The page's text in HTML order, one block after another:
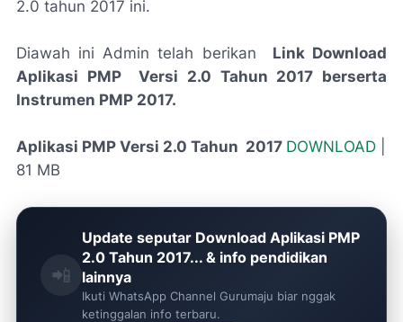
2.0 tahun 2017 ini.
Diawah ini Admin telah berikan Link Download
Aplikasi PMP Versi 2.0 Tahun 2017 berserta
Instrumen PMP 2017.
Aplikasi PMP Versi 2.0 Tahun 2017 DOWNLOAD
81 MB
📲
Update seputar Download Aplikasi PMP
2.0 Tahun 2017... & info pendidikan
lainnya
Ikuti WhatsApp Channel Gurumaju biar nggak
ketinggalan info terbaru.